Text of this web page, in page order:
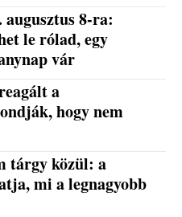
augusztus 8-ra:
le rólad, egy
vár
a
hogy nem
tárgy közül: a
mi a legnagyobb